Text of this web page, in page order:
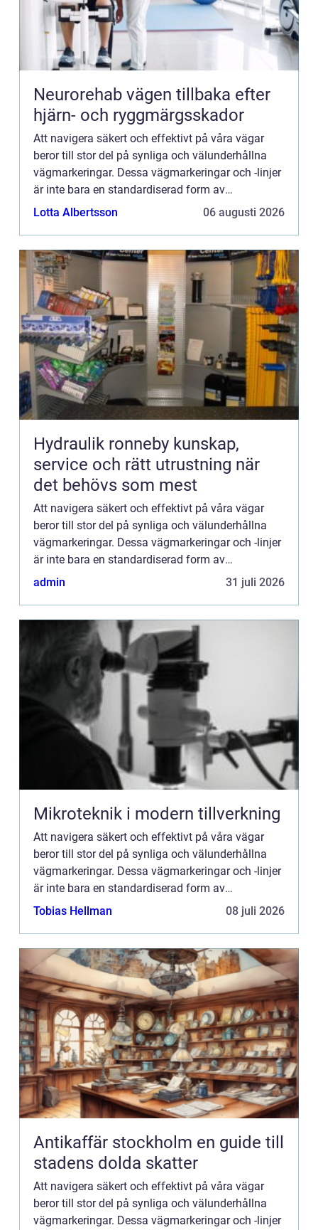
Neurorehab vägen tillbaka efter
hjärn- och ryggmärgsskador
Att navigera säkert och effektivt på våra vägar
beror till stor del på synliga och välunderhållna
vägmarkeringar. Dessa vägmarkeringar och -linjer
är inte bara en standardiserad form av
kommunikat...
Lotta Albertsson 06 augusti 2026
Hydraulik ronneby kunskap,
service och rätt utrustning när
det behövs som mest
Att navigera säkert och effektivt på våra vägar
beror till stor del på synliga och välunderhållna
vägmarkeringar. Dessa vägmarkeringar och -linjer
är inte bara en standardiserad form av
kommunikat...
admin 31 juli 2026
Mikroteknik i modern tillverkning
Att navigera säkert och effektivt på våra vägar
beror till stor del på synliga och välunderhållna
vägmarkeringar. Dessa vägmarkeringar och -linjer
är inte bara en standardiserad form av
kommunikat...
Tobias Hellman 08 juli 2026
Antikaffär stockholm en guide till
stadens dolda skatter
Att navigera säkert och effektivt på våra vägar
beror till stor del på synliga och välunderhållna
vägmarkeringar. Dessa vägmarkeringar och -linjer